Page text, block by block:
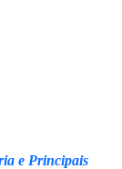
e Principais